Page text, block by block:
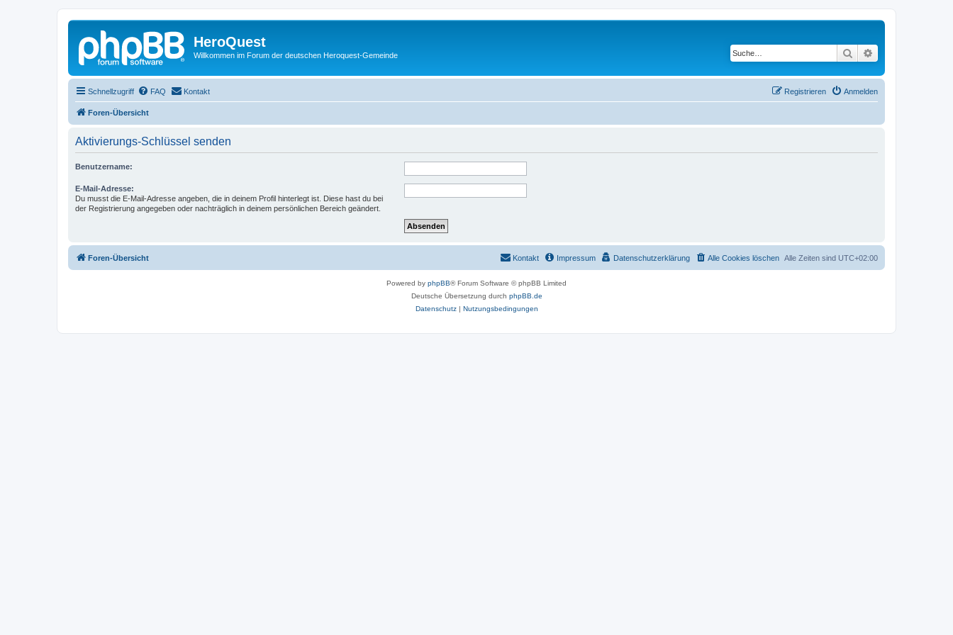
HeroQuest
Willkommen im Forum der deutschen Heroquest-Gemeinde Suche
Schnellzugriff FAQ Kontakt Anmelden
Registrieren
Foren-Übersicht
Aktivierungs-Schlüssel senden
Benutzername:
E-Mail-Adresse:
Du musst die E-Mail-Adresse angeben, die in deinem Profil hinterlegt ist. Diese hast du bei
der Registrierung angegeben oder nachträglich in deinem persönlichen Bereich geändert.
Foren-Übersicht Alle Zeiten sind UTC+02:00
Alle Cookies löschen
Datenschutzerklärung
Impressum
Kontakt
Powered by phpBB® Forum Software © phpBB Limited
Deutsche Übersetzung durch phpBB.de
Datenschutz| Nutzungsbedingungen